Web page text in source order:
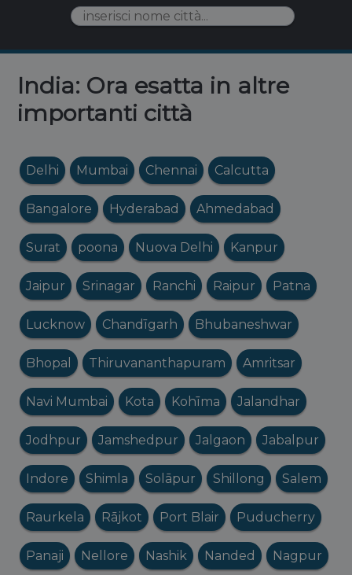
India: Ora esatta in altre
importanti città
Delhi Mumbai Chennai Calcutta
Bangalore Hyderabad Ahmedabad
Surat poona Nuova Delhi Kanpur
Jaipur Srinagar Ranchi Raipur Patna
Lucknow Chandīgarh Bhubaneshwar
Bhopal Thiruvananthapuram Amritsar
Navi Mumbai Kota Kohīma Jalandhar
Jodhpur Jamshedpur Jalgaon Jabalpur
Indore Shimla Solāpur Shillong Salem
Raurkela Rājkot Port Blair Puducherry
Panaji Nellore Nashik Nanded Nagpur